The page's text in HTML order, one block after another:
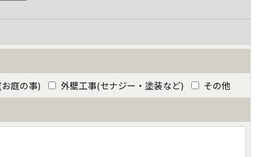
庭の事) 外壁工事(セナジー・塗装など) その他